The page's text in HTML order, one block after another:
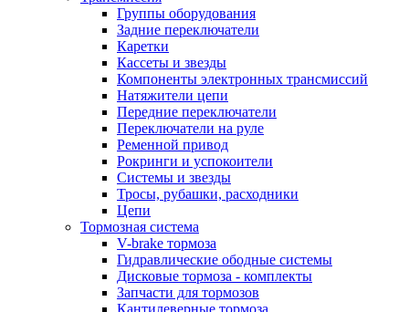
Группы оборудования
Задние переключатели
Каретки
Кассеты и звезды
Компоненты электронных трансмиссий
Натяжители цепи
Передние переключатели
Переключатели на руле
Ременной привод
Рокринги и успокоители
Системы и звезды
Тросы, рубашки, расходники
Цепи
Тормозная система
V-brake тормоза
Гидравлические ободные системы
Дисковые тормоза - комплекты
Запчасти для тормозов
Кантилеверные тормоза